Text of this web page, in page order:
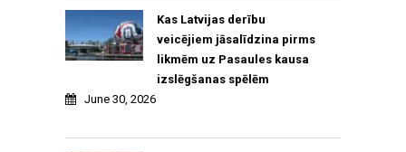
Kas Latvijas derību
veicējiem jāsalīdzina pirms
likmēm uz Pasaules kausa
izslēgšanas spēlēm
June 30, 2026